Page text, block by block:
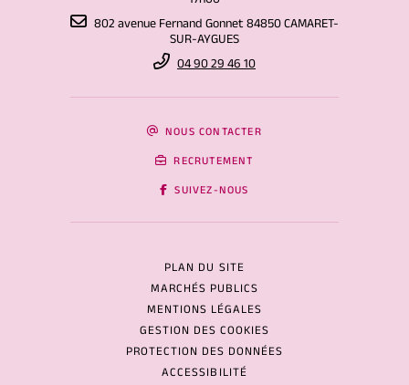
802 avenue Fernand Gonnet 84850 CAMARET-
SUR-AYGUES
04 90 29 46 10
NOUS CONTACTER
RECRUTEMENT
SUIVEZ-NOUS
PLAN DU SITE
MARCHÉS PUBLICS
MENTIONS LÉGALES
GESTION DES COOKIES
PROTECTION DES DONNÉES
ACCESSIBILITÉ